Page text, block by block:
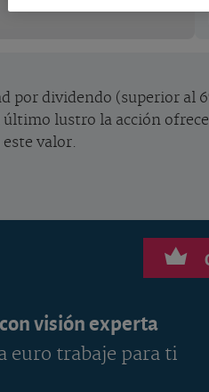
por dividendo (superior al
lustro la acción
valor.
visión experta
euro trabaje para ti